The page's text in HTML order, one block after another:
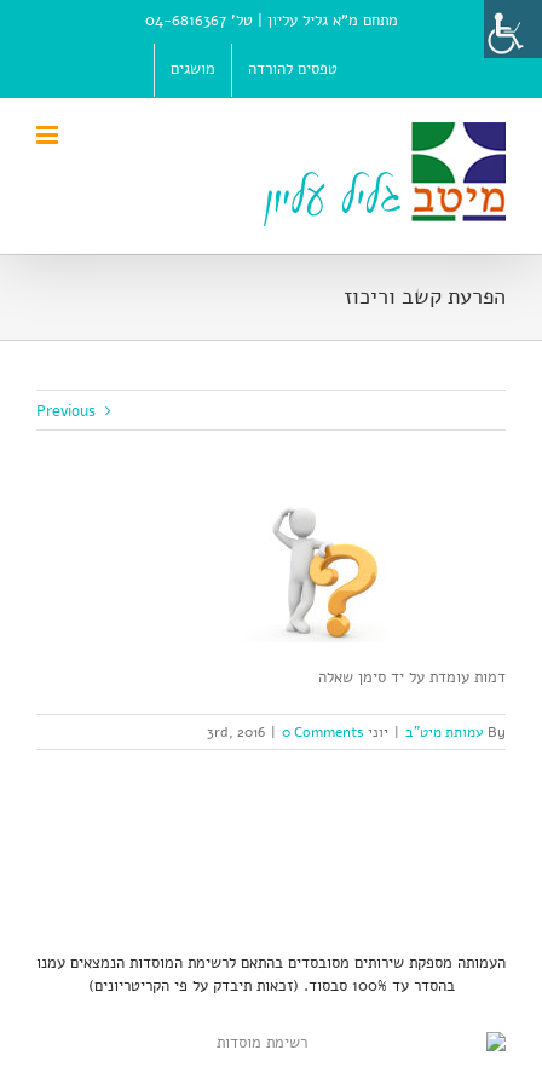
content
מתחם מ"א גליל עליון |טל' 04-6816367
טפסים להורדה מושגים
הפרעת קשב וריכוז
Previous
דמות עומדת על יד סימן שאלה
By עמותת מיט"ב | יוני 3rd, 2016 | 0 Comments
העמותה מספקת שירותים מסובסדים בהתאם לרשימת המוסדות הנמצאים עמנו
בהסדר עד 100% סבסוד. (זכאות תיבדק על פי הקריטריונים)